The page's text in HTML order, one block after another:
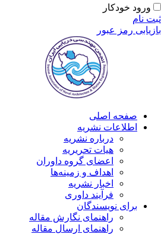
ورود خودکار
ثبت نام
بازیابی رمز عبور
صفحه اصلی
اطلاعات نشریه
درباره نشریه
هیات تحریریه
اعضای گروه داوران
اهداف و زمینه‌ها
اخبار نشریه
فرآیند داوری
برای نویسندگان
راهنمای نگارش مقاله
راهنمای ارسال مقاله